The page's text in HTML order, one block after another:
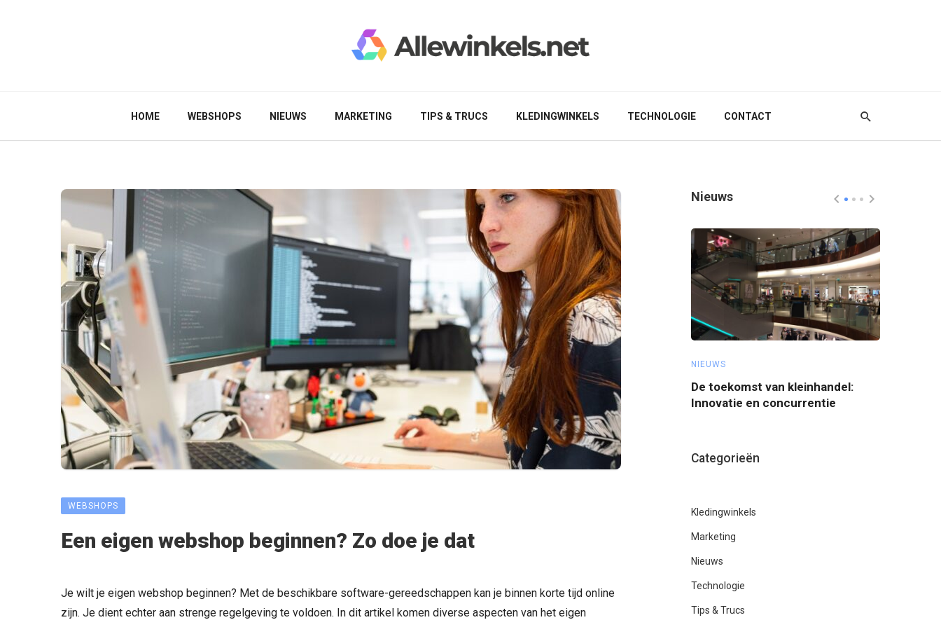
HOME WEBSHOPS NIEUWS MARKETING TIPS & TRUCS KLEDINGWINKELS TECHNOLOGIE CONTACT
WEBSHOPS
Een eigen webshop beginnen? Zo doe je dat
Je wilt je eigen webshop beginnen? Met de beschikbare software-gereedschappen kan je binnen korte tijd online
zijn. Je dient echter aan strenge regelgeving te voldoen. In dit artikel komen diverse aspecten van het eigen
Nieuws
TIPS & TRUCS
Waarom wil je regenwater
opvangen?
TIPS & TRUCS
Dit zijn de trendkleuren van het
jaar 2023!
NIEUWS
De toekomst van kleinhandel:
Innovatie en concurrentie
Categorieën
Kledingwinkels
Marketing
Nieuws
Technologie
Tips & Trucs